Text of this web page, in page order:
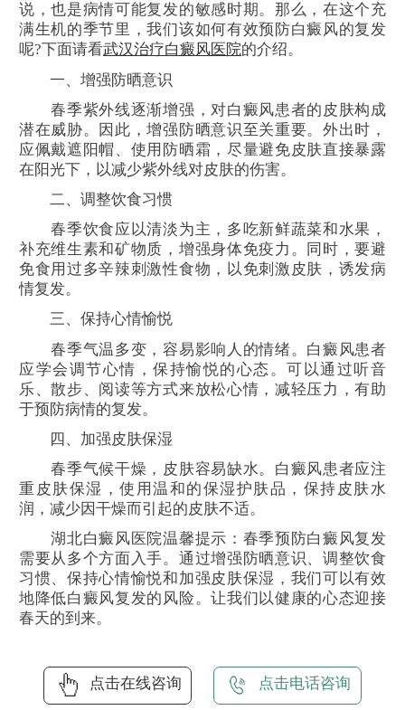
说，也是病情可能复发的敏感时期。那么，在这个充
满生机的季节里，我们该如何有效预防白癜风的复发
呢?下面请看武汉治疗白癜风医院的介绍。
一、增强防晒意识
春季紫外线逐渐增强，对白癜风患者的皮肤构成
潜在威胁。因此，增强防晒意识至关重要。外出时，
应佩戴遮阳帽、使用防晒霜，尽量避免皮肤直接暴露
在阳光下，以减少紫外线对皮肤的伤害。
二、调整饮食习惯
春季饮食应以清淡为主，多吃新鲜蔬菜和水果，
补充维生素和矿物质，增强身体免疫力。同时，要避
免食用过多辛辣刺激性食物，以免刺激皮肤，诱发病
情复发。
三、保持心情愉悦
春季气温多变，容易影响人的情绪。白癜风患者
应学会调节心情，保持愉悦的心态。可以通过听音
乐、散步、阅读等方式来放松心情，减轻压力，有助
于预防病情的复发。
四、加强皮肤保湿
春季气候干燥，皮肤容易缺水。白癜风患者应注
重皮肤保湿，使用温和的保湿护肤品，保持皮肤水
润，减少因干燥而引起的皮肤不适。
湖北白癜风医院温馨提示：春季预防白癜风复发
需要从多个方面入手。通过增强防晒意识、调整饮食
习惯、保持心情愉悦和加强皮肤保湿，我们可以有效
地降低白癜风复发的风险。让我们以健康的心态迎接
春天的到来。
点击在线咨询 点击电话咨询